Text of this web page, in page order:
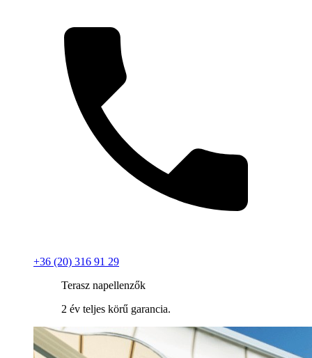
+36 (20) 316 91 29
Terasz napellenzők
2 év teljes körű garancia.